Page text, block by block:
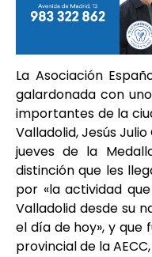
La Asociación
galardonada con
importantes de la
Valladolid, Jesús
jueves de la
distinción que les
por «la actividad
Valladolid desde su
el día de hoy», y
provincial de la